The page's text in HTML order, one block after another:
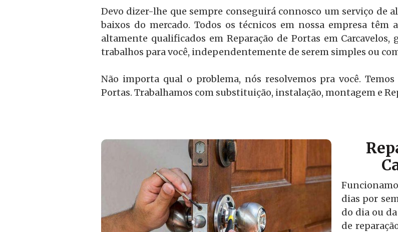
Devo dizer-lhe que sempre conseguirá connosco um serviço de
baixos do mercado. Todos os técnicos em nossa empresa têm
altamente qualificados em Reparação de Portas em
trabalhos para você, independentemente de serem simples ou
Não importa qual o problema, nós resolvemos pra você.
Portas. Trabalhamos com substituição, instalação, montagem e
dias por
do dia ou
de